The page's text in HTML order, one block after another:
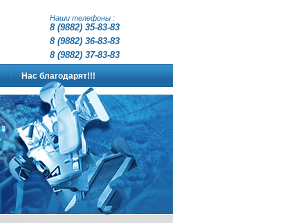
Наши телефоны :
8 (9882) 35-83-83
8 (9882) 36-83-83
8 (9882) 37-83-83
Нас благодарят!!!